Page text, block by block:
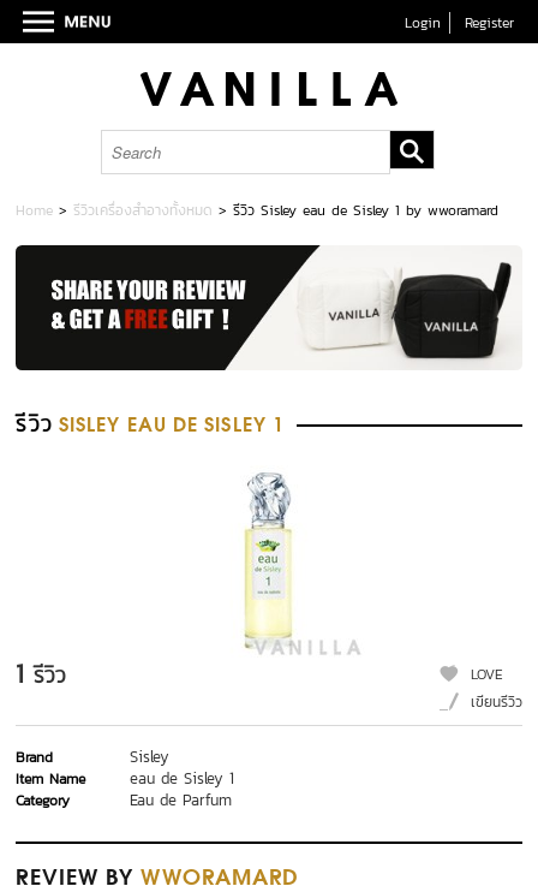
Login Register
Home >รีวิวเครื่องสำอางทั้งหมด >รีวิว Sisley eau de Sisley 1 by wworamard
รีวิว SISLEY EAU DE SISLEY 1
1 รีวิว
LOVE
เขียนรีวิว
Brand Sisley
Item Name eau de Sisley 1
Category Eau de Parfum
REVIEW BYWWORAMARD